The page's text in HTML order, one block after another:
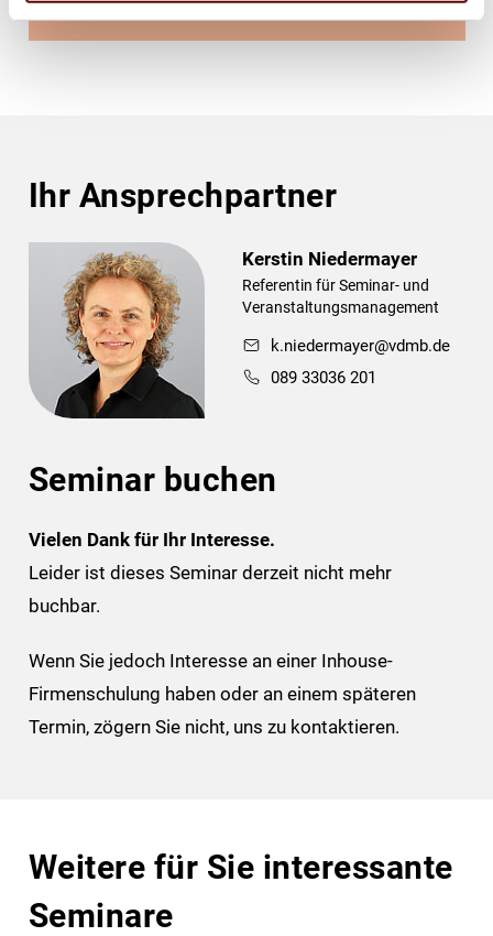
Ihr Ansprechpartner
Kerstin Niedermayer
Referentin für Seminar- und
Veranstaltungsmanagement
k.niedermayer@vdmb.de
089 33036 201
Seminar buchen
Vielen Dank für Ihr Interesse.
Leider ist dieses Seminar derzeit nicht mehr
buchbar.
Wenn Sie jedoch Interesse an einer Inhouse-
Firmenschulung haben oder an einem späteren
Termin, zögern Sie nicht, uns zu kontaktieren.
Weitere für Sie interessante
Seminare